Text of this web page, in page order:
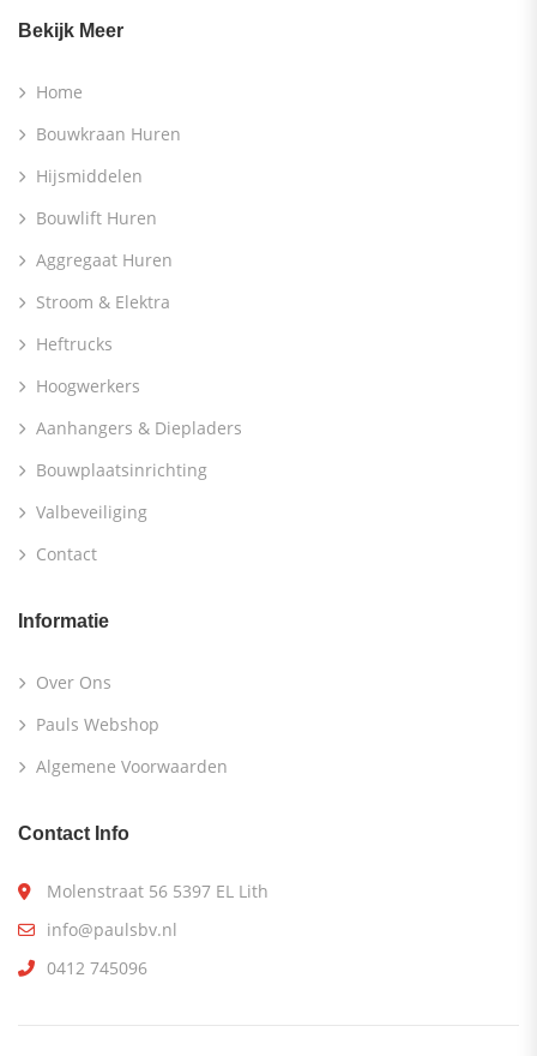
Bekijk Meer
Home
Bouwkraan Huren
Hijsmiddelen
Bouwlift Huren
Aggregaat Huren
Stroom & Elektra
Heftrucks
Hoogwerkers
Aanhangers & Diepladers
Bouwplaatsinrichting
Valbeveiliging
Contact
Informatie
Over Ons
Pauls Webshop
Algemene Voorwaarden
Contact Info
Molenstraat 56 5397 EL Lith
info@paulsbv.nl
0412 745096